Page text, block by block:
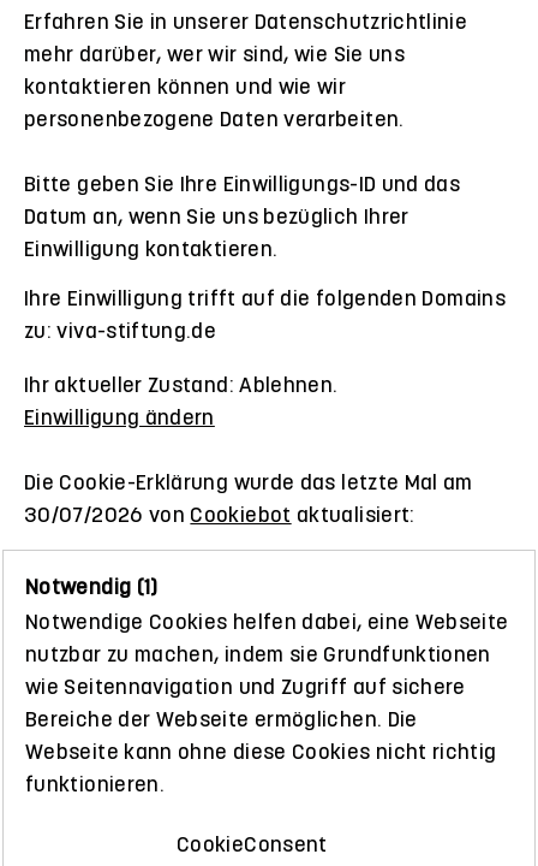
Erfahren Sie in unserer Datenschutzrichtlinie
mehr darüber, wer wir sind, wie Sie uns
kontaktieren können und wie wir
personenbezogene Daten verarbeiten.
Bitte geben Sie Ihre Einwilligungs-ID und das
Datum an, wenn Sie uns bezüglich Ihrer
Einwilligung kontaktieren.
Ihre Einwilligung trifft auf die folgenden Domains
zu: viva-stiftung.de
Ihr aktueller Zustand: Ablehnen.
Einwilligung ändern
Die Cookie-Erklärung wurde das letzte Mal am
30/07/2026 von Cookiebot aktualisiert:
Notwendig (1)
Notwendige Cookies helfen dabei, eine Webseite
nutzbar zu machen, indem sie Grundfunktionen
wie Seitennavigation und Zugriff auf sichere
Bereiche der Webseite ermöglichen. Die
Webseite kann ohne diese Cookies nicht richtig
funktionieren.
CookieConsent